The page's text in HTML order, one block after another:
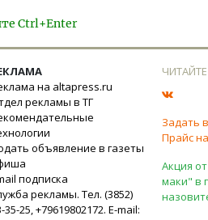
Ctrl+Enter
на altapress.ru
рекламы в ТГ
объявление в газеты
подписка
рекламы. Тел. (3852)
35-25, +79619802172. E-mail:
Задать
Прайс
Акция
маки" в